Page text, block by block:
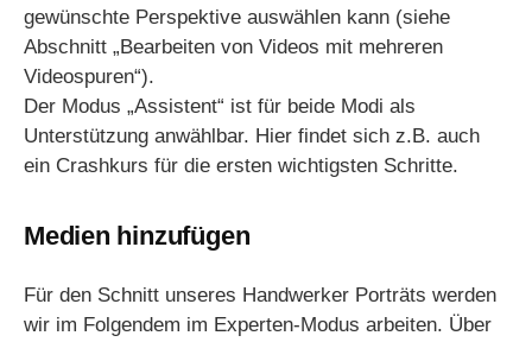
gewünschte Perspektive auswählen kann (siehe
Abschnitt „Bearbeiten von Videos mit mehreren
Videospuren“).
Der Modus „Assistent“ ist für beide Modi als
Unterstützung anwählbar. Hier findet sich z.B. auch
ein Crashkurs für die ersten wichtigsten Schritte.
Medien hinzufügen
Für den Schnitt unseres Handwerker Porträts werden
wir im Folgendem im Experten-Modus arbeiten. Über